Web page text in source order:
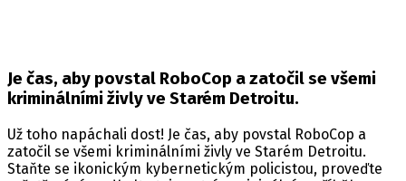
Je čas, aby povstal RoboCop a zatočil se všemi
kriminálními živly ve Starém Detroitu.
Už toho napáchali dost! Je čas, aby povstal RoboCop a
zatočil se všemi kriminálními živly ve Starém Detroitu.
Staňte se ikonickým kybernetickým policistou, proveďte